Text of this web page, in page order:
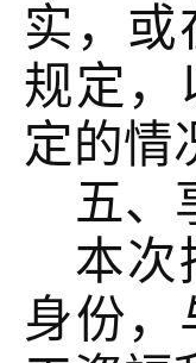
实，或
规定，
定的情
五、
本次
身份，